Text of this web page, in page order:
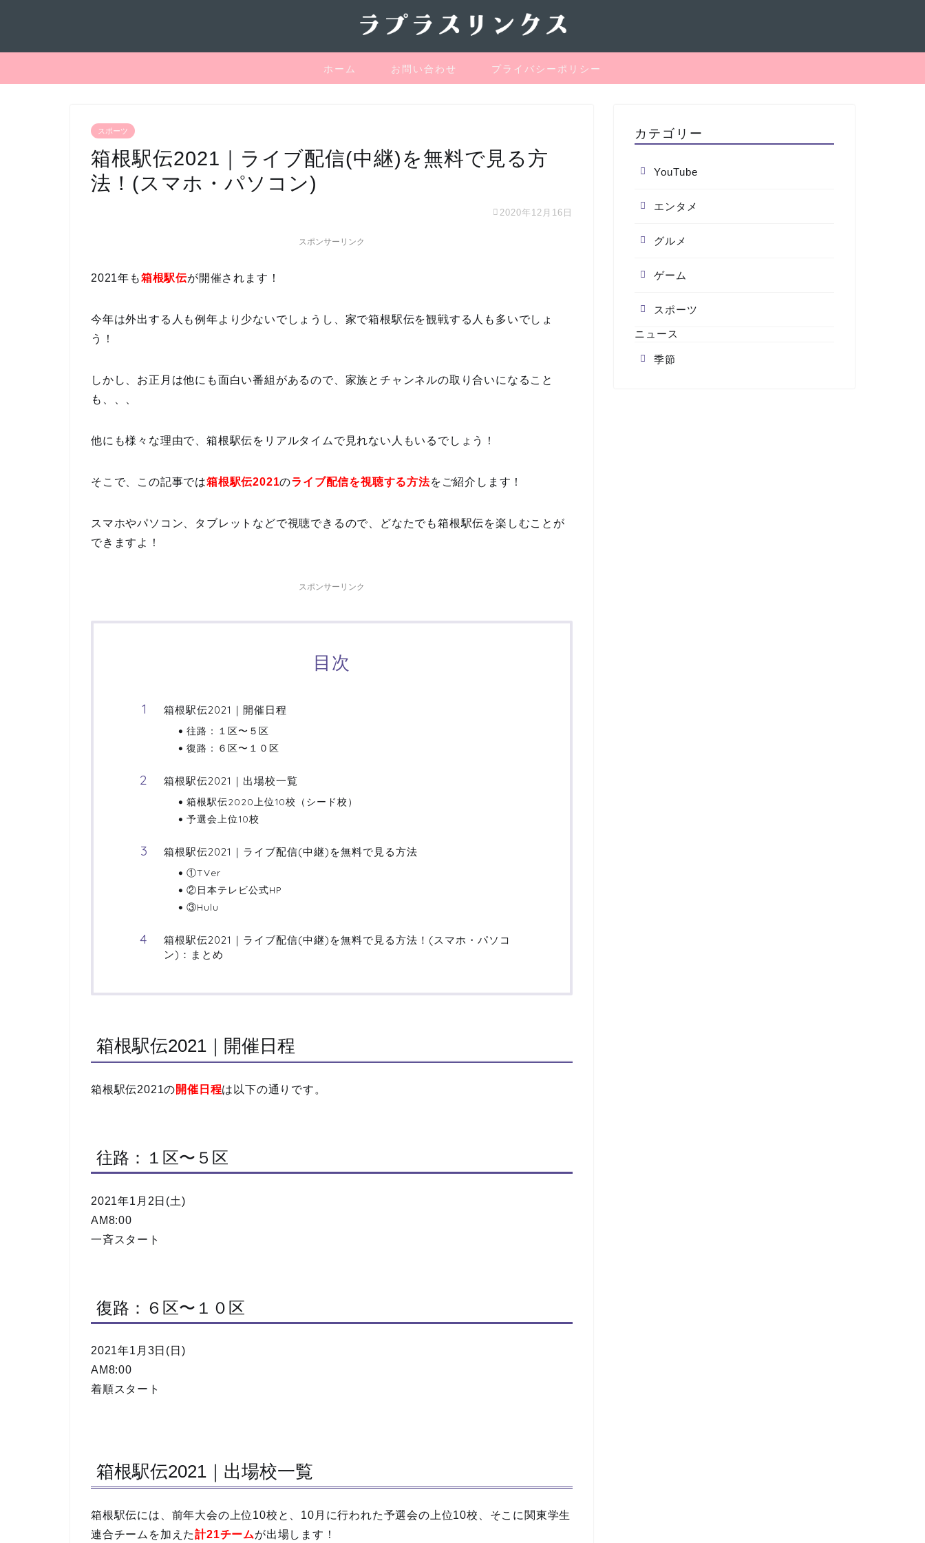
ホーム お問い合わせ プライバシーポリシー
スポーツ
箱根駅伝2021｜ライブ配信(中継)を無料で見る方
法！(スマホ・パソコン)
2020年12月16日
スポンサーリンク
2021年も箱根駅伝が開催されます！
今年は外出する人も例年より少ないでしょうし、家で箱根駅伝を観戦する人も多いでしょ
う！
しかし、お正月は他にも面白い番組があるので、家族とチャンネルの取り合いになること
も、、、
他にも様々な理由で、箱根駅伝をリアルタイムで見れない人もいるでしょう！
そこで、この記事では箱根駅伝2021のライブ配信を視聴する方法をご紹介します！
スマホやパソコン、タブレットなどで視聴できるので、どなたでも箱根駅伝を楽しむことが
できますよ！
スポンサーリンク
目次
箱根駅伝2021｜開催日程
往路：１区〜５区
復路：６区〜１０区
箱根駅伝2021｜出場校一覧
箱根駅伝2020上位10校（シード校）
予選会上位10校
箱根駅伝2021｜ライブ配信(中継)を無料で見る方法
①TVer
②日本テレビ公式HP
③Hulu
箱根駅伝2021｜ライブ配信(中継)を無料で見る方法！(スマホ・パソコ
ン)：まとめ
箱根駅伝2021｜開催日程
箱根駅伝2021の開催日程は以下の通りです。
往路：１区〜５区
2021年1月2日(土)
AM8:00
一斉スタート
復路：６区〜１０区
2021年1月3日(日)
AM8:00
着順スタート
箱根駅伝2021｜出場校一覧
箱根駅伝には、前年大会の上位10校と、10月に行われた予選会の上位10校、そこに関東学生
連合チームを加えた計21チームが出場します！
カテゴリー
YouTube
エンタメ
グルメ
ゲーム
スポーツ
ニュース
季節